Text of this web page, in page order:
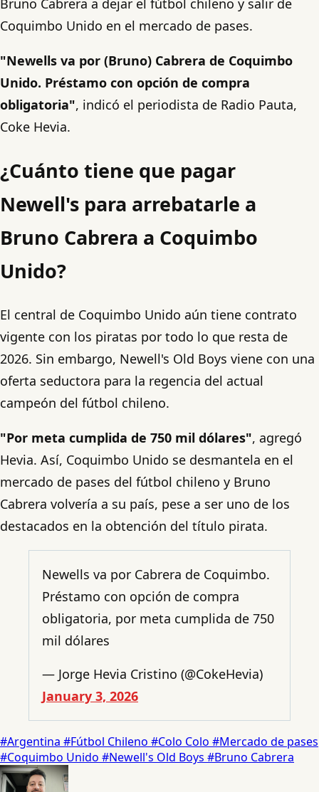
Bruno Cabrera a dejar el fútbol chileno y salir de
Coquimbo Unido en el mercado de pases.
"Newells va por (Bruno) Cabrera de Coquimbo
Unido. Préstamo con opción de compra
obligatoria", indicó el periodista de Radio Pauta,
Coke Hevia.
¿Cuánto tiene que pagar
Newell's para arrebatarle a
Bruno Cabrera a Coquimbo
Unido?
El central de Coquimbo Unido aún tiene contrato
vigente con los piratas por todo lo que resta de
2026. Sin embargo, Newell's Old Boys viene con una
oferta seductora para la regencia del actual
campeón del fútbol chileno.
"Por meta cumplida de 750 mil dólares", agregó
Hevia. Así, Coquimbo Unido se desmantela en el
mercado de pases del fútbol chileno y Bruno
Cabrera volvería a su país, pese a ser uno de los
destacados en la obtención del título pirata.
Newells va por Cabrera de Coquimbo.
Préstamo con opción de compra
obligatoria, por meta cumplida de 750
mil dólares
— Jorge Hevia Cristino (@CokeHevia)
January 3, 2026
#Argentina #Fútbol Chileno #Colo Colo #Mercado de pases
#Coquimbo Unido #Newell's Old Boys #Bruno Cabrera